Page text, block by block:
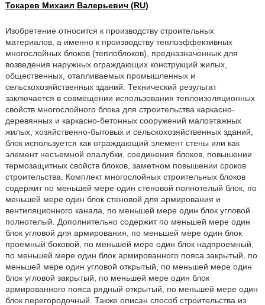
Токарев Михаил Валерьевич (RU)
Изобретение относится к производству строительных
материалов, а именно к производству теплоэффективных
многослойных блоков (теплоблоков), предназначенных для
возведения наружных ограждающих конструкций жилых,
общественных, отапливаемых промышленных и
сельскохозяйственных зданий. Технический результат
заключается в совмещении использования теплоизоляционных
свойств многослойного блока для строительства каркасно-
деревянных и каркасно-бетонных сооружений малоэтажных
жилых, хозяйственно-бытовых и сельскохозяйственных зданий,
блок используется как ограждающий элемент стены или как
элемент несъемной опалубки, соединения блоков, повышении
термозащитных свойств блоков, заметном повышении сроков
строительства. Комплект многослойных строительных блоков
содержит по меньшей мере один стеновой полнотелый блок, по
меньшей мере один блок стеновой для армирования и
вентиляционного канала, по меньшей мере один блок угловой
полнотелый. Дополнительно содержит по меньшей мере один
блок угловой для армирования, по меньшей мере один блок
проемный боковой, по меньшей мере один блок надпроемный,
по меньшей мере один блок армированного пояса закрытый, по
меньшей мере один угловой открытый, по меньшей мере один
блок угловой закрытый, по меньшей мере один блок
армированного пояса рядный открытый, по меньшей мере один
блок перегородочный. Также описан способ строительства из